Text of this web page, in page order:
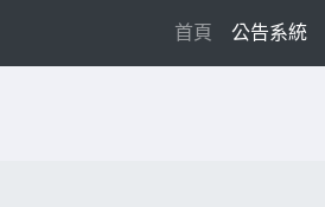
首頁 (current)
公告系統